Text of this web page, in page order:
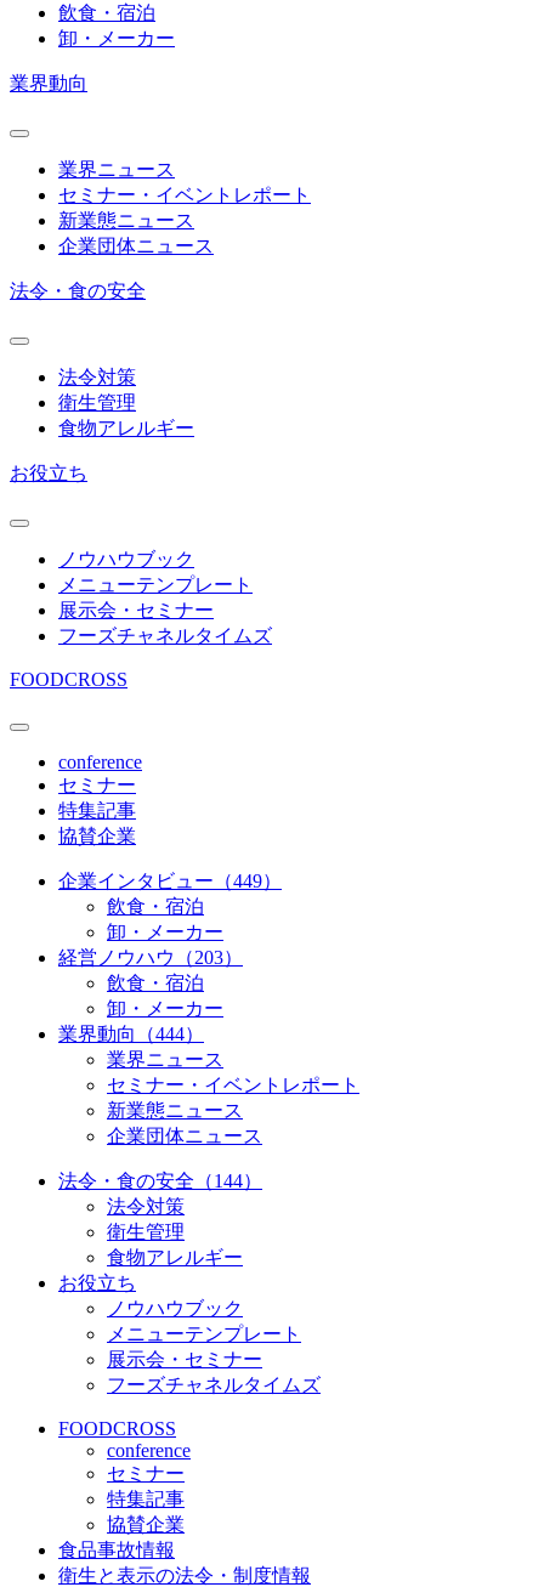
飲食・宿泊
卸・メーカー
業界動向
業界ニュース
セミナー・イベントレポート
新業態ニュース
企業団体ニュース
法令・食の安全
法令対策
衛生管理
食物アレルギー
お役立ち
ノウハウブック
メニューテンプレート
展示会・セミナー
フーズチャネルタイムズ
FOODCROSS
conference
セミナー
特集記事
協賛企業
企業インタビュー（449）
飲食・宿泊
卸・メーカー
経営ノウハウ（203）
飲食・宿泊
卸・メーカー
業界動向（444）
業界ニュース
セミナー・イベントレポート
新業態ニュース
企業団体ニュース
法令・食の安全（144）
法令対策
衛生管理
食物アレルギー
お役立ち
ノウハウブック
メニューテンプレート
展示会・セミナー
フーズチャネルタイムズ
FOODCROSS
conference
セミナー
特集記事
協賛企業
食品事故情報
衛生と表示の法令・制度情報